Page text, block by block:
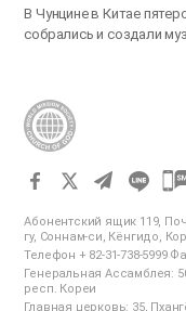
В Чунцине в Китае
собрались и создали
Абонентский ящик 119,
гу, Соннам-си, Кёнгидо,
Телефон + 82-31-738-5999
Генеральная Ассамблея:
респ. Кореи
Главная церковь: 35,